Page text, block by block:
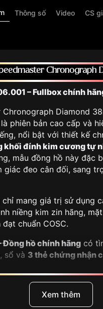
Thông số Video CS
Chronograph
– Fullbox chính
Chronograph Diamond
phiên bản cao cấp và
nổi bật với thiết kế
khối đính kim cương tự
mẫu đồng hồ này đặc
giác đeo cân đối, sang
chỉ mang giá trị sử dụng
niềng kim zin hãng,
chuẩn COSC.
Đồng hồ chính hãng có
sổ và 3 thẻ chứng nhận
Omega Speedmaster
Speedmaster
Xem thêm